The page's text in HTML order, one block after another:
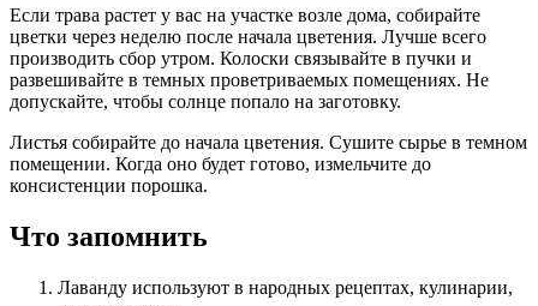
Если трава растет у вас на участке возле дома, собирайте
цветки через неделю после начала цветения. Лучше всего
производить сбор утром. Колоски связывайте в пучки и
развешивайте в темных проветриваемых помещениях. Не
допускайте, чтобы солнце попало на заготовку.
Листья собирайте до начала цветения. Сушите сырье в темном
помещении. Когда оно будет готово, измельчите до
консистенции порошка.
Что запомнить
Лаванду используют в народных рецептах, кулинарии,